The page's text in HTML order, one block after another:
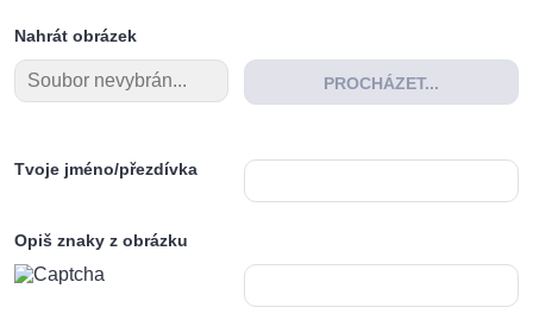
Nahrát obrázek
PROCHÁZET...
Tvoje jméno/přezdívka
Opiš znaky z obrázku